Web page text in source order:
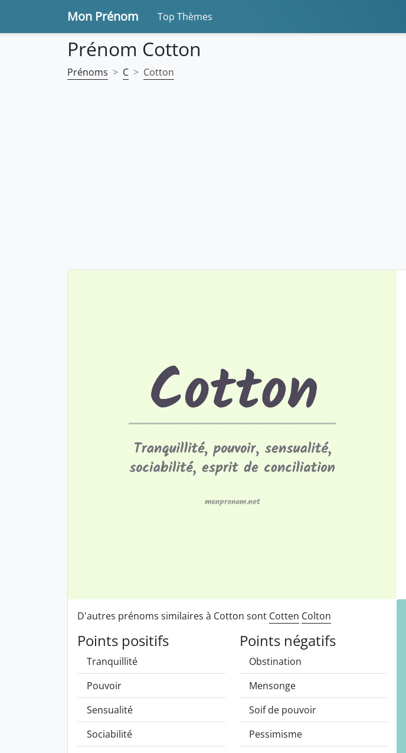
Mon Prénom Top Thèmes
Prénom Cotton
Prénoms C Cotton
D'autres prénoms similaires à Cotton sont Cotten Colton
Points positifs
Tranquillité
Pouvoir
Sensualité
Sociabilité
Points négatifs
Obstination
Mensonge
Soif de pouvoir
Pessimisme